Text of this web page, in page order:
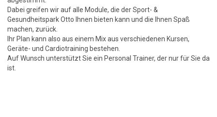
Dabei greifen wir auf alle Module, die der Sport- &
Gesundheitspark Otto Ihnen bieten kann und die Ihnen Spaß
machen, zurück.
Ihr Plan kann also aus einem Mix aus verschiedenen Kursen,
Geräte- und Cardiotraining bestehen.
Auf Wunsch unterstützt Sie ein Personal Trainer, der nur für Sie da
ist.